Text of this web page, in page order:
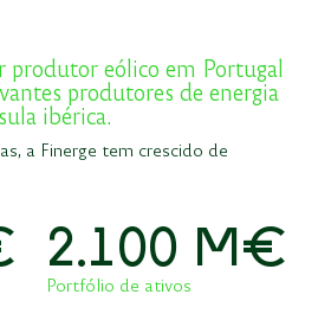
produtor eólico em Portugal
produtores de energia
ibérica.
a Finerge tem crescido de
2.100 M€
Portfólio de ativos